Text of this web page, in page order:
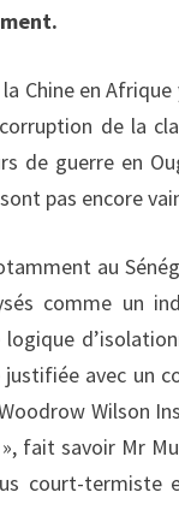
Chine en
de la
de guerre en
pas encore
au
comme un
avec un
Wilson
fait savoir Mr
court-termiste